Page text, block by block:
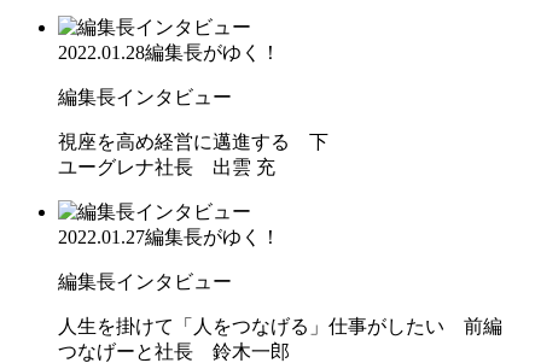
2022.01.28編集長がゆく！
編集長インタビュー
視座を高め経営に邁進する 下
ユーグレナ社長 出雲 充
2022.01.27編集長がゆく！
編集長インタビュー
人生を掛けて「人をつなげる」仕事がしたい 前編
つなげーと社長 鈴木一郎